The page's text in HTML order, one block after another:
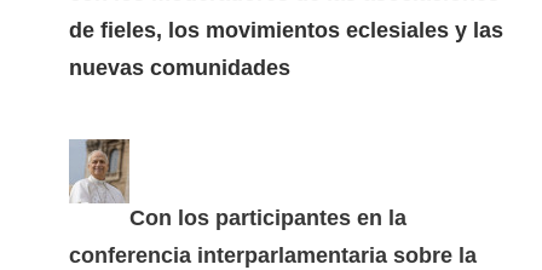
de fieles, los movimientos eclesiales y las
nuevas comunidades
Con los participantes en la
conferencia interparlamentaria sobre la